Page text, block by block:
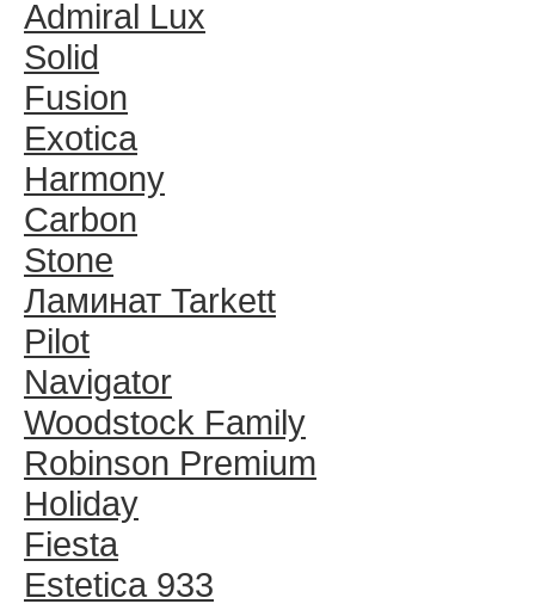
Admiral Lux
Solid
Fusion
Exotica
Harmony
Carbon
Stone
Ламинат Tarkett
Pilot
Navigator
Woodstock Family
Robinson Premium
Holiday
Fiesta
Estetica 933